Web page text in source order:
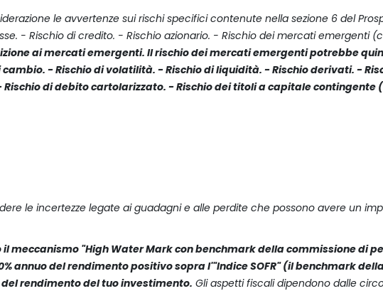
le avvertenze sui rischi specifici contenute nella sezione 6 del
- Rischio di credito. - Rischio azionario. - Rischio dei mercati emergenti
ai mercati emergenti. Il rischio dei mercati emergenti potrebbe
- Rischio di volatilità. - Rischio di liquidità. - Rischio derivati. -
di debito cartolarizzato. - Rischio dei titoli a capitale contingente
le incertezze legate ai guadagni e alle perdite che possono avere un
meccanismo "High Water Mark con benchmark della commissione di
annuo del rendimento positivo sopra l'"Indice SOFR" (il benchmark
rendimento del tuo investimento. Gli aspetti fiscali dipendono dalle